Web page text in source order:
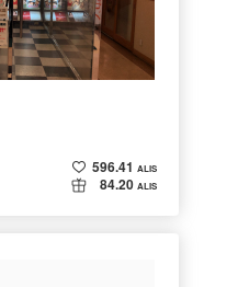
596.41 ALIS
84.20 ALIS